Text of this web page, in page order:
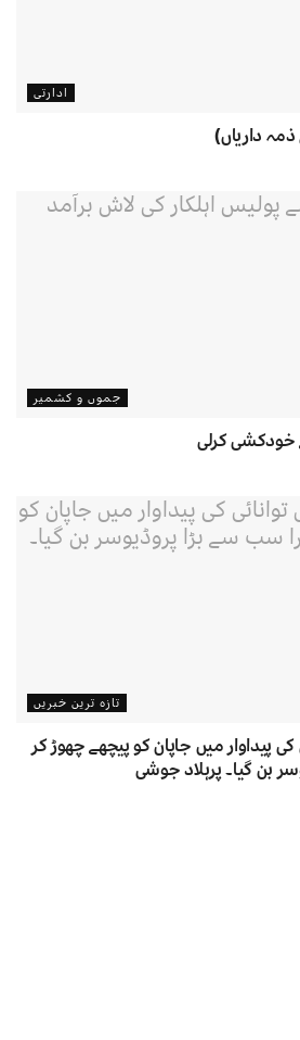
ادارتی
داریاں)
جموں و کشمیر
خودکشی کرلی
تازہ ترین خبریں
پیداوار میں جاپان کو پیچھے چھوڑ کر
بن گیا۔ پرہلاد جوشی